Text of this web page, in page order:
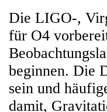
Die LIGO-,
für O4
beginnen. Die
sein und
damit,